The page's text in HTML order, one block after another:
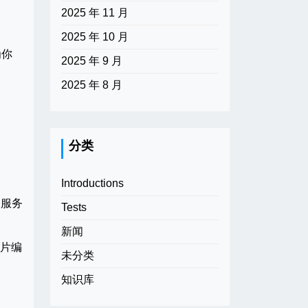
务
编
2025 年 11 月
2025 年 10 月
2025 年 9 月
2025 年 8 月
分类
Introductions
Tests
新闻
未分类
知识库